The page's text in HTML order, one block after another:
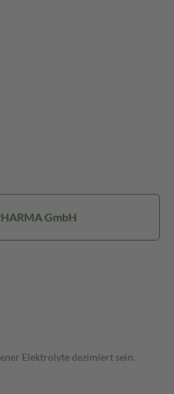
GmbH
Elektrolyte dezimiert sein.